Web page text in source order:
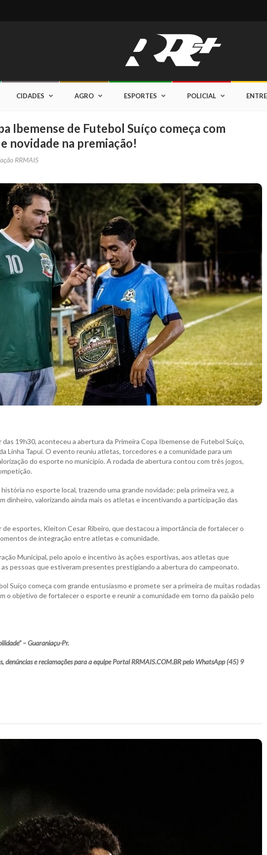
CIDADES AGRO ESPORTES POLICIAL
Ibemense de Futebol Suíço começa com
novidade na premiação!
RRMAIS
19h30, aconteceu a abertura da Primeira Copa Ibemense de Futebol Suíço,
Linha Tapuí. O evento reuniu atletas, torcedores e a comunidade para um
do esporte no município. A rodada de abertura contou com três jogos,
no esporte local, trazendo uma grande novidade: pela primeira vez, a
dinheiro, valorizando ainda mais os atletas e incentivando a participação das
esportes, Kleiton Cesar Ribeiro, que destacou a importância de fortalecer o
de integração entre atletas e comunidade.
Municipal, pelo apoio e incentivo às ações esportivas, aos atletas que
pessoas que estiveram presentes prestigiando a abertura do campeonato.
Suíço começa com grande entusiasmo e promete ser a primeira de muitas rodadas
o objetivo de fortalecer o esporte e reunir a comunidade em torno da paixão pelo
– Guaraniaçu-Pr.
denúncias e reclamações para a equipe Portal RRMAIS.COM.BR pelo WhatsApp (45) 9